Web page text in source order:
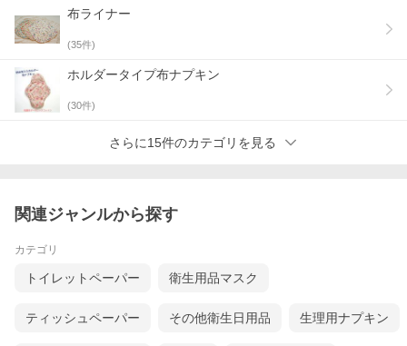
布ライナー
(35件)
ホルダータイプ布ナプキン
(30件)
さらに15件のカテゴリを見る
関連ジャンルから探す
カテゴリ
トイレットペーパー 衛生用品マスク
ティッシュペーパー その他衛生日用品 生理用ナプキン